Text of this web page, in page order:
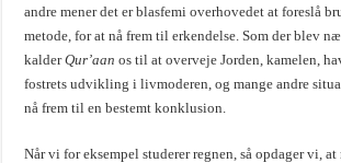
andre mener det er blasfemi overhovedet at foreslå
metode, for at nå frem til erkendelse. Som der blev
kalderQur’aan os til at overveje Jorden, kamelen,
fostrets udvikling i livmoderen, og mange andre
nå frem til en bestemt konklusion.
Når vi for eksempel studerer regnen, så opdager vi,